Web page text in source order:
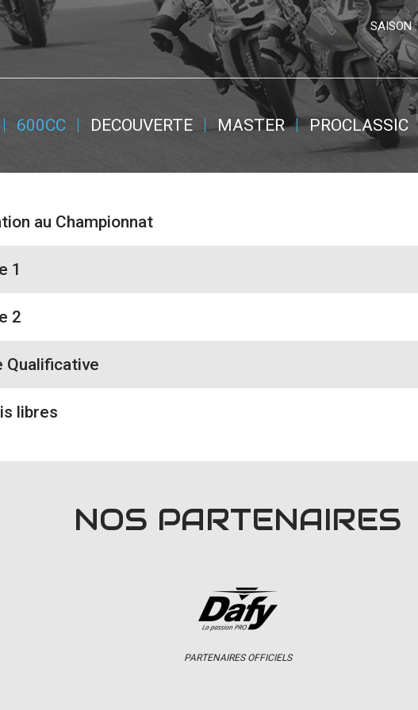
SAISON :
600CC DECOUVERTE MASTER PROCLASSIC
au Championnat
1
2
Qualificative
libres
NOS PARTENAIRES
PARTENAIRES OFFICIELS